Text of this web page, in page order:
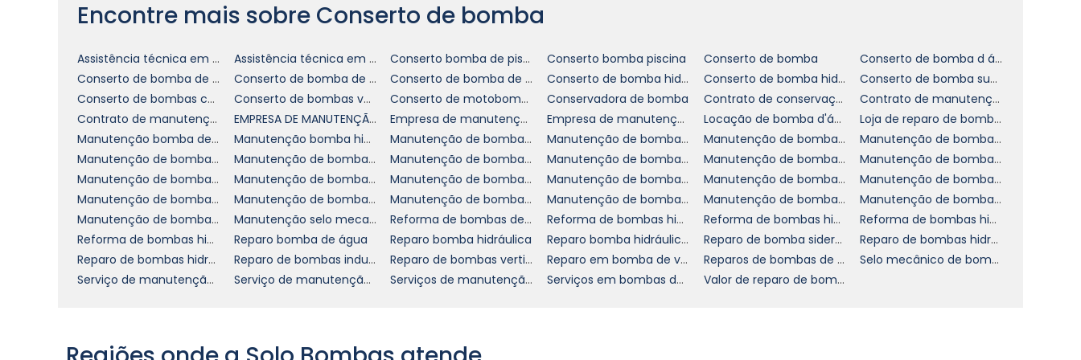
CONSERTO DE BOMBA
A manutenção preventiva é uma estratégia que pode ser implementada juntamente com o
conserto de bomba. Essa prática não apenas assegura que o equipamento permaneça em
boas condições após o reparo, mas também diminui a probabilidade de falhas futuras. Realizar
inspeções regulares e testes de desempenho permite identificar problemas incipientes antes
que eles se transformem em questões maiores, propiciando uma operação tranquila.
Investir em um cronograma de manutenção preventiva também traz um retorno significativo
sobre o investimento. Através desse tipo de plano, você não apenas mantém o sistema
funcionando de maneira eficaz, mas também amplia a durabilidade do equipamento. Isso se
traduz em menor custo a longo prazo e um aumento da eficiência operacional da sua empresa.
POR QUE ESCOLHER NOSSA EMPRESA PARA O
CONSERTO DE BOMBA?
experiência no conserto de bomba. Estamos comprometidos com a excelência, oferecendo um
Encontre mais sobre Conserto de bomba
Assistência técnica em bombas abs Assistência técnica em bombas sulzer Conserto bomba de piscina Conserto bomba piscina Conserto de bomba
Conserto de bomba d água
Conserto de bomba de piscina
Conserto de bomba de vácuo Conserto de bomba de água Conserto de bomba hidráulica Conserto de bomba hidráulica em sp
Conserto de bomba submersa
Conserto de bombas centrifuga
Conserto de bombas verticais Conserto de motobombas Conservadora de bomba Contrato de conservação de bomba
Contrato de manutenção de bomba
Contrato de manutenção de bomba em sp
EMPRESA DE MANUTENÇÃO DE BOMBAS VERTICAIS Empresa de manutenção de bombas Empresa de manutenção de bombas centrifuga Locação de bomba d'água
Loja de reparo de bomba hidráulica
Manutenção bomba de água
Manutenção bomba hidráulica Manutenção de bomba de piscina Manutenção de bomba de vácuo Manutenção de bomba de água
Manutenção de bomba hidráulica
Manutenção de bomba hidráulica cotar
Manutenção de bomba hidráulica industrial Manutenção de bomba para caldeira Manutenção de bomba química Manutenção de bomba química em sp
Manutenção de bomba saneamento
Manutenção de bomba submersível
Manutenção de bomba vertical de ácidos Manutenção de bomba vertical de ácidos sp Manutenção de bombas centrífugas Manutenção de bombas de alta pressão
Manutenção de bombas em sp
Manutenção de bombas hidráulicas em sp
Manutenção de bombas hidráulicas rexroth Manutenção de bombas industriais de ácidos Manutenção de bombas no abc Manutenção de bombas para usinas
Manutenção de bombas rotativas
Manutenção de bombas verticais
Manutenção selo mecanico Reforma de bombas de água sp Reforma de bombas hidráulicas Reforma de bombas hidráulicas de palhetas
Reforma de bombas hidráulicas de pistões
Reforma de bombas hidráulicas vickers
Reparo bomba de água Reparo bomba hidráulica Reparo bomba hidráulica sp Reparo de bomba siderúrgica
Reparo de bombas hidráulicas de pistões
Reparo de bombas hidráulicas em sp
Reparo de bombas industriais de ácidos Reparo de bombas verticais Reparo em bomba de vácuo Reparos de bombas de água sp
Selo mecânico de bombas
Serviço de manutenção de bombas químicas
Serviço de manutenção de bombas verticais Serviços de manutenção de bombas Serviços em bombas de água Valor de reparo de bomba hidráulica